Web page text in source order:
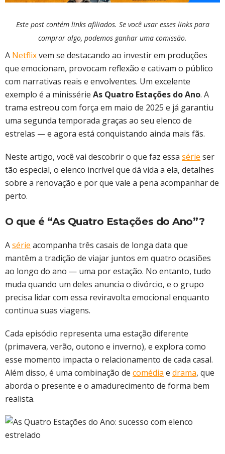
Este post contém links afiliados. Se você usar esses links para
comprar algo, podemos ganhar uma comissão.
A Netflixvem se destacando ao investir em produções
que emocionam, provocam reflexão e cativam o público
com narrativas reais e envolventes. Um excelente
exemplo é a minissérie As Quatro Estações do Ano. A
trama estreou com força em maio de 2025 e já garantiu
uma segunda temporada graças ao seu elenco de
estrelas — e agora está conquistando ainda mais fãs.
Neste artigo, você vai descobrir o que faz essa série ser
tão especial, o elenco incrível que dá vida a ela, detalhes
sobre a renovação e por que vale a pena acompanhar de
perto.
O que é “As Quatro Estações do Ano”?
Asérie acompanha três casais de longa data que
mantêm a tradição de viajar juntos em quatro ocasiões
ao longo do ano — uma por estação. No entanto, tudo
muda quando um deles anuncia o divórcio, e o grupo
precisa lidar com essa reviravolta emocional enquanto
continua suas viagens.
Cada episódio representa uma estação diferente
(primavera, verão, outono e inverno), e explora como
esse momento impacta o relacionamento de cada casal.
Além disso, é uma combinação de comédia e drama, que
aborda o presente e o amadurecimento de forma bem
realista.